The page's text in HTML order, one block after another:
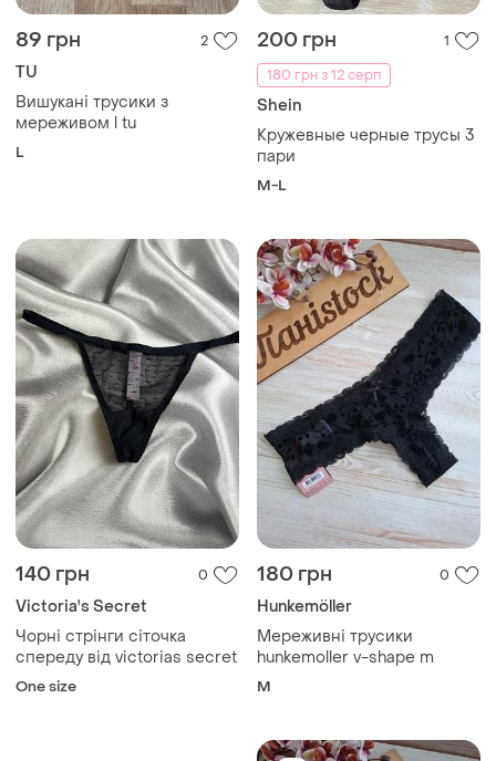
89 грн 2
TU
Вишукані трусики з
мереживом l tu
L
200 грн
1
180 грн з 12 серп
Shein
Кружевные черные трусы 3
пари
M-L
140 грн 0
Victoria's Secret
Чорні стрінги сіточка
спереду від victorias secret
One size
180 грн 0
Hunkemöller
Мереживні трусики
hunkemoller v-shape m
M